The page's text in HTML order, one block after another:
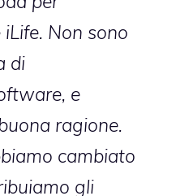
Non sono
di
e
ragione.
cambiato
gli